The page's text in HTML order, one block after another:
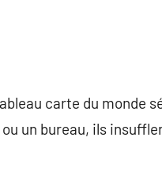
carte du monde
un bureau, ils